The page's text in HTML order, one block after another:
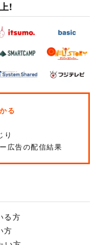
!
る
り
広告の配信結果
る方
方